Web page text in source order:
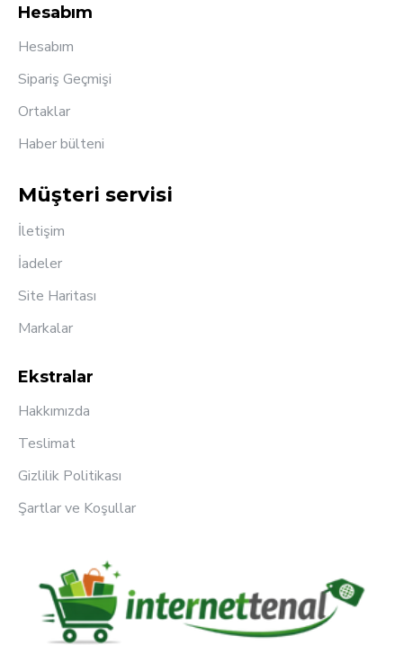
Hesabım
Hesabım
Sipariş Geçmişi
Ortaklar
Haber bülteni
Müşteri servisi
İletişim
İadeler
Site Haritası
Markalar
Ekstralar
Hakkımızda
Teslimat
Gizlilik Politikası
Şartlar ve Koşullar